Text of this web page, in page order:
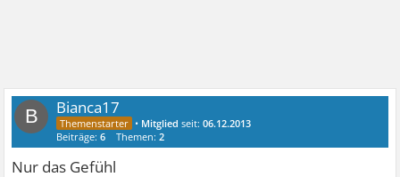
B Bianca17
• Mitglied seit:06.12.2013
Beiträge:6 Themen:2
Nur das Gefühl